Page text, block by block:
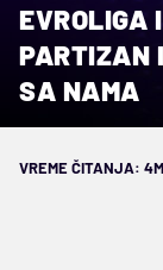
EVROLIGA
PARTIZAN
SA NAMA
VREME ČITANJA: